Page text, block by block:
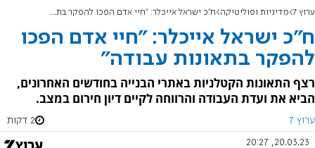
ערוץ 7 מדיניות ופוליטיקה ח"כ ישראל אייכלר: "חיי אדם הפכו להפקר בתאונות עבודה"
ח"כ ישראל אייכלר: "חיי אדם הפכו
להפקר בתאונות עבודה"
רצף התאונות הקטלניות באתרי הבנייה בחודשים האחרונים,
הביא את ועדת העבודה והרווחה לקיים דיון חירום במצב.
ערוץ 7 2 דקות
20.03.23, 20:27